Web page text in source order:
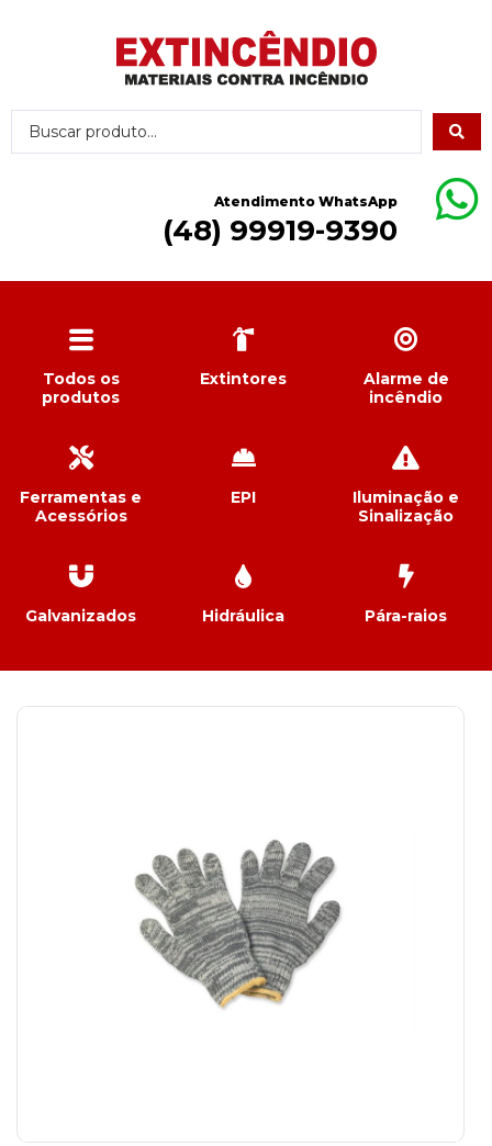
Atendimento WhatsApp
(48) 99919-9390
Todos os
produtos
Extintores
Alarme de
incêndio
Ferramentas e
Acessórios
EPI
Iluminação e
Sinalização
Galvanizados Hidráulica Pára-raios